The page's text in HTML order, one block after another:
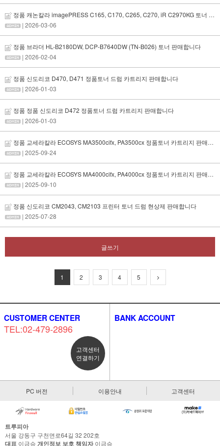
정품 캐논칼라 imagePRESS C165, C170, C265, C270, iR C2970KG 토너 드럼 카트리지 판매합니다
| 2026-03-06
정품 브라더 HL-B2180DW, DCP-B7640DW (TN-B026) 토너 판매합니다
| 2026-02-04
정품 신도리코 D470, D471 정품토너 드럼 카트리지 판매합니다
| 2026-01-03
정품 정품 신도리코 D472 정품토너 드럼 카트리지 판매합니다
| 2026-01-03
정품 교세라칼라 ECOSYS MA3500cifx, PA3500cx 정품토너 카트리지 판매합니다
| 2025-09-24
정품 교세라칼라 ECOSYS MA4000cifx, PA4000cx 정품토너 카트리지 판매합니다
| 2025-09-10
정품 신도리코 CM2043, CM2103 프린터 토너 드럼 현상제 판매합니다
| 2025-07-28
글쓰기
1 2 3 4 5
CUSTOMER CENTER
TEL:02-479-2896
고객센터
연결하기
BANK ACCOUNT
PC 버전 이용안내 고객센터
트루피아
서울 강동구 구천면로64길 32 202호
대표 이금승 개인정보 보호 책임자이금승